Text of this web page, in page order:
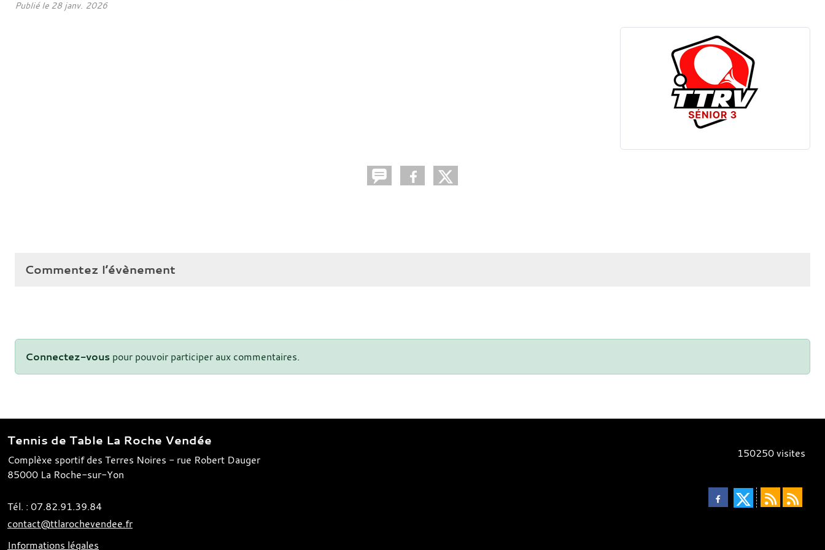
Publié le 28 janv. 2026
Commentez l’évènement
Connectez-vous pour pouvoir participer aux commentaires.
Tennis de Table La Roche Vendée
Complèxe sportif des Terres Noires - rue Robert Dauger
85000 La Roche-sur-Yon
Tél. : 07.82.91.39.84
contact@ttlarochevendee.fr
Informations légales
150250visites